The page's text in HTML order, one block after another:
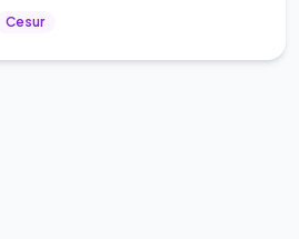
Cesur